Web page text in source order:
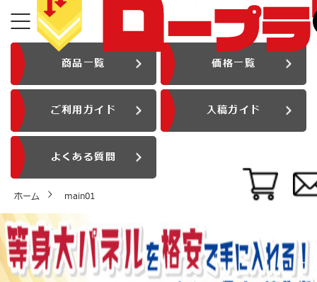
商品一覧 価格一覧
ご利用ガイド 入稿ガイド
よくある質問
ホーム main01